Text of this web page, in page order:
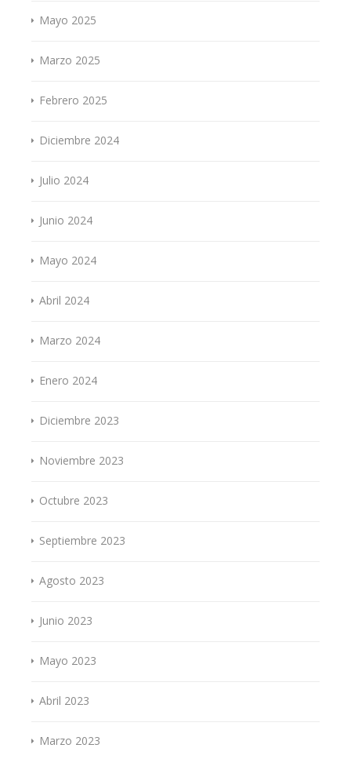
Mayo 2025
Marzo 2025
Febrero 2025
Diciembre 2024
Julio 2024
Junio 2024
Mayo 2024
Abril 2024
Marzo 2024
Enero 2024
Diciembre 2023
Noviembre 2023
Octubre 2023
Septiembre 2023
Agosto 2023
Junio 2023
Mayo 2023
Abril 2023
Marzo 2023